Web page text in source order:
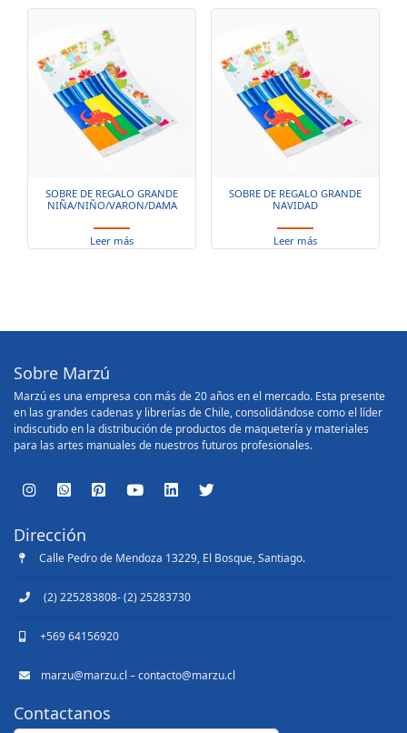
SOBRE DE REGALO GRANDE
NIÑA/NIÑO/VARON/DAMA
Leer más
SOBRE DE REGALO GRANDE
NAVIDAD
Leer más
Sobre Marzú
Marzú es una empresa con más de 20 años en el mercado. Esta presente
en las grandes cadenas y librerías de Chile, consolidándose como el líder
indiscutido en la distribución de productos de maquetería y materiales
para las artes manuales de nuestros futuros profesionales.
Dirección
Calle Pedro de Mendoza 13229, El Bosque, Santiago.
(2) 225283808- (2) 25283730
+569 64156920
marzu@marzu.cl – contacto@marzu.cl
Contactanos